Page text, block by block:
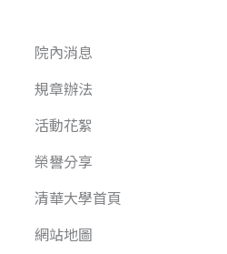
院內消息
規章辦法
活動花絮
榮譽分享
清華大學首頁
網站地圖